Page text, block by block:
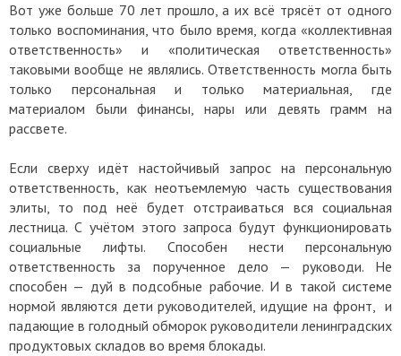
Вот уже больше 70 лет прошло, а их всё трясёт от одного
только воспоминания, что было время, когда «коллективная
ответственность» и «политическая ответственность»
таковыми вообще не являлись. Ответственность могла быть
только персональная и только материальная, где
материалом были финансы, нары или девять грамм на
рассвете.
Если сверху идёт настойчивый запрос на персональную
ответственность, как неотъемлемую часть существования
элиты, то под неё будет отстраиваться вся социальная
лестница. С учётом этого запроса будут функционировать
социальные лифты. Способен нести персональную
ответственность за порученное дело — руководи. Не
способен — дуй в подсобные рабочие. И в такой системе
нормой являются дети руководителей, идущие на фронт, и
падающие в голодный обморок руководители ленинградских
продуктовых складов во время блокады.